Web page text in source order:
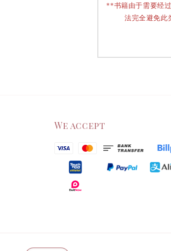
**书籍由于需要经
法完全避免此
We accept